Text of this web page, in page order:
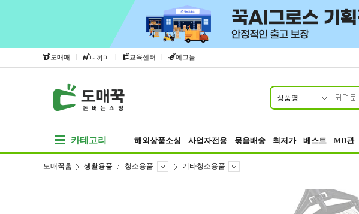
도매매 | 나까마 | 교육센터 | 에그돔
상품명
카테고리 해외상품소싱 사업자전용 묶음배송 최저가 베스트 MD관
도매꾹홈 생활용품 청소용품 기타청소용품